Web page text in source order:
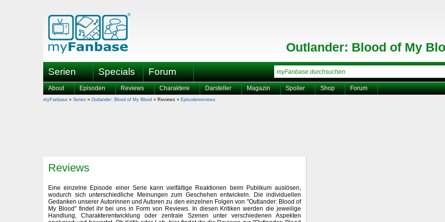
Outlander: Blood of My
Serien Specials Forum
About Episoden Reviews Charaktere Darsteller Magazin Spoiler Shop Forum
myFanbase » Serien » Outlander: Blood of My Blood » Reviews » Episodenreviews
Reviews
Eine einzelne Episode einer Serie kann vielfältige Reaktionen beim Publikum auslösen,
wodurch sich unterschiedliche Meinungen zum Geschehen entwickeln. Die individuellen
Gedanken unserer Autorinnen und Autoren zu den einzelnen Folgen von "Outlander: Blood of
My Blood" findet ihr bei uns in Form von Reviews. In diesen Kritiken werden die jeweilige
Handlung, Charakterentwicklung oder zentrale Szenen unter verschiedenen Aspekten